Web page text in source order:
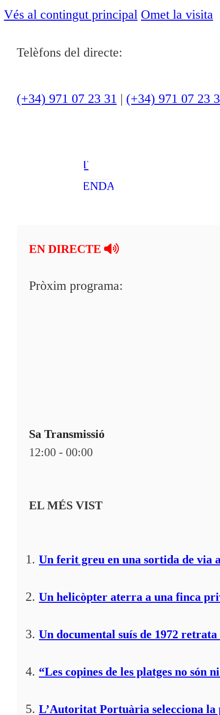
Vés al contingut principal Omet la visita
Telèfons del directe:
(+34) 971 07 23 31 | (+34) 971 07 23
Notícies
CULTURA I
ESPORTS
AMBIENT
AGENDA
Programació
Fes-te'n soci!
EN DIRECTE
Pròxim programa:
Sa Transmissió
12:00 - 00:00
EL MÉS VIST
Un ferit greu en una sortida de via
Un helicòpter aterra a una finca
Un documental suís de 1972
“Les copines de les platges no
L’Autoritat Portuària selecciona